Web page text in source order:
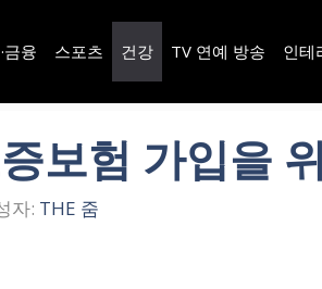
금융 스포츠 건강 TV 연예 방송 인테
보험 가입을
자: THE 줌